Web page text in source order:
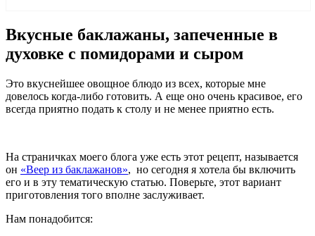
Вкусные баклажаны, запеченные в
духовке с помидорами и сыром
Это вкуснейшее овощное блюдо из всех, которые мне
довелось когда-либо готовить. А еще оно очень красивое, его
всегда приятно подать к столу и не менее приятно есть.
На страничках моего блога уже есть этот рецепт, называется
он «Веер из баклажанов», но сегодня я хотела бы включить
его и в эту тематическую статью. Поверьте, этот вариант
приготовления того вполне заслуживает.
Нам понадобится: